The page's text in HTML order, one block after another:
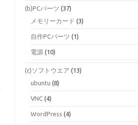
(b)PCパーツ (37)
メモリーカード (3)
自作PCパーツ (1)
電源 (10)
(c)ソフトウエア (13)
ubuntu (8)
VNC (4)
WordPress (4)